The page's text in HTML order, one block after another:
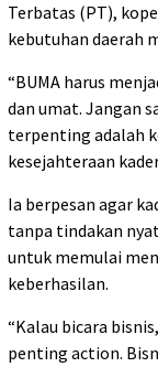
Terbatas (PT),
kebutuhan daerah
“BUMA harus
dan umat. Jangan
terpenting adalah
kesejahteraan
Ia berpesan agar
tanpa tindakan
untuk memulai
keberhasilan.
“Kalau bicara
penting action.